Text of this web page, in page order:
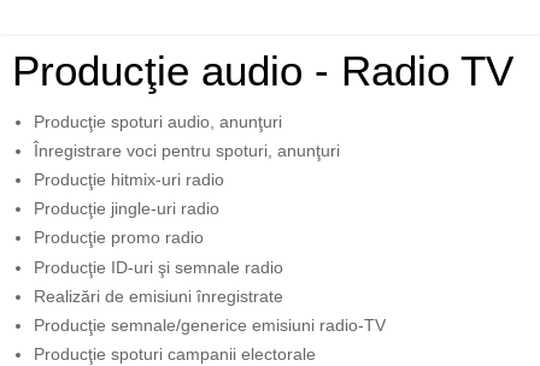
Producţie audio - Radio TV
Producţie spoturi audio, anunţuri
Înregistrare voci pentru spoturi, anunţuri
Producţie hitmix-uri radio
Producţie jingle-uri radio
Producţie promo radio
Producţie ID-uri şi semnale radio
Realizări de emisiuni înregistrate
Producţie semnale/generice emisiuni radio-TV
Producţie spoturi campanii electorale